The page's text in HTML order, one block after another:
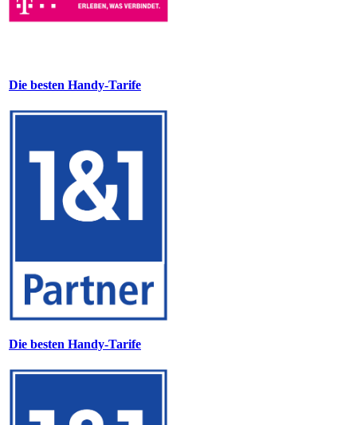
Die besten Handy-Tarife
Die besten Handy-Tarife